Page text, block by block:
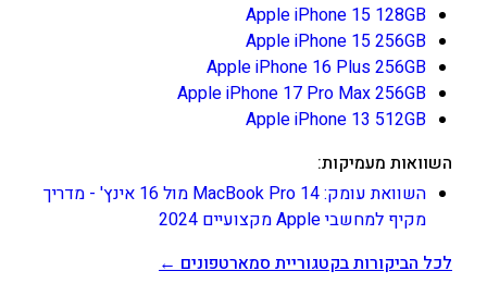
Apple iPhone 15 128GB
Apple iPhone 15 256GB
Apple iPhone 16 Plus 256GB
Apple iPhone 17 Pro Max 256GB
Apple iPhone 13 512GB
השוואות מעמיקות:
השוואת עומק: MacBook Pro 14 מול 16 אינץ' - מדריך
מקיף למחשבי Apple מקצועיים 2024
לכל הביקורות בקטגוריית סמארטפונים ←